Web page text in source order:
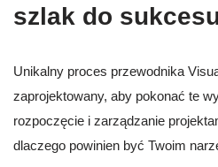
szlak do
Unikalny proces przewodnika
zaprojektowany, aby pokonać te
rozpoczęcie i zarządzanie
dlaczego powinien być Twoim